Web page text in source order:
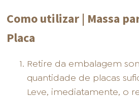
Como utilizar | Massa
Placa
Retire da embalagem
quantidade de placas
Leve, imediatamente, o